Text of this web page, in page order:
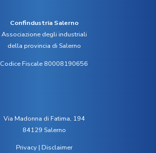
Confindustria Salerno
Associazione degli industriali
della provincia di Salerno
Codice Fiscale 80008190656
Via Madonna di Fatima, 194
84129 Salerno
Privacy| Disclaimer